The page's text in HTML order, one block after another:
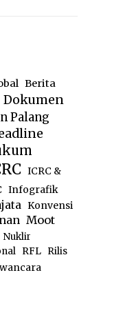
Berita
Dokumen
Palang
ICRC &
Infografik
Konvensi
Moot
Nuklir
RFL
Rilis